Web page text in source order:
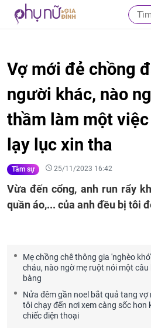
Vợ mới đẻ chồng
người khác, nào
thầm làm một
lạy lục xin tha
Tâm sự 25/11/2023 16:42
Vừa đến cổng, anh run rẩy
quần áo,... của anh đều bị tôi
Mẹ chồng chê thông gia 'nghèo
cháu, nào ngờ mẹ ruột nói một
bàng
Nửa đêm gần noel bắt quả tang
tôi chạy đến nơi xem càng sốc
chiếc điện thoại